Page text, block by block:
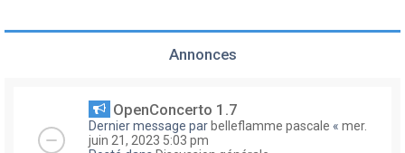
h
Annonces
OpenConcerto 1.7
Dernier message par belleflamme pascale « mer.
juin 21, 2023 5:03 pm